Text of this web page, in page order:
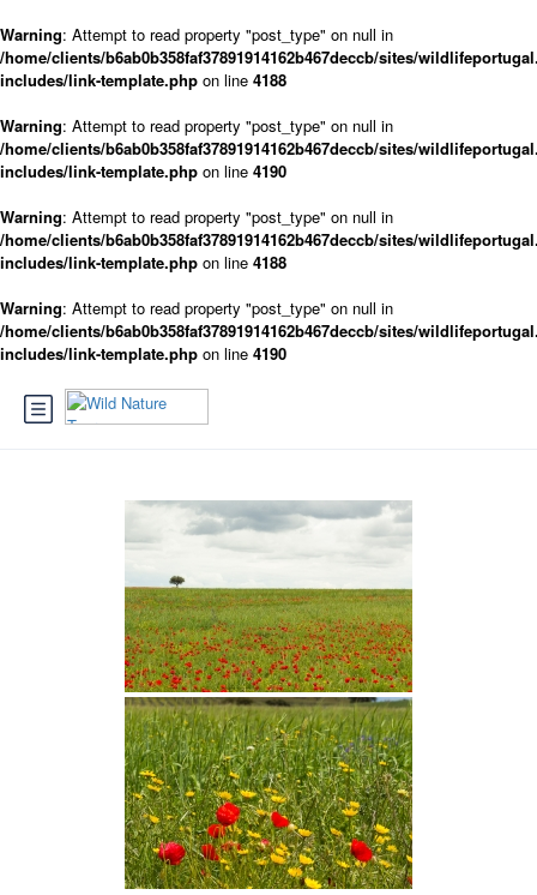
Warning: Attempt to read property "post_type" on null in
/home/clients/b6ab0b358faf37891914162b467deccb/sites/
includes/link-template.php on line 4188
Warning: Attempt to read property "post_type" on null in
/home/clients/b6ab0b358faf37891914162b467deccb/sites/
includes/link-template.php on line 4190
Warning: Attempt to read property "post_type" on null in
/home/clients/b6ab0b358faf37891914162b467deccb/sites/
includes/link-template.php on line 4188
Warning: Attempt to read property "post_type" on null in
/home/clients/b6ab0b358faf37891914162b467deccb/sites/
includes/link-template.php on line 4190